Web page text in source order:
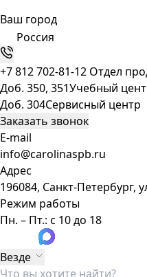
Ваш город
Россия
+7 812 702-81-12 Отдел
Доб. 350, 351Учебный
Доб. 304Сервисный центр
Заказать звонок
E-mail
info@carolinaspb.ru
Адрес
196084, Санкт-Петербург,
Режим работы
Пн. – Пт.: с 10 до 18
Везде